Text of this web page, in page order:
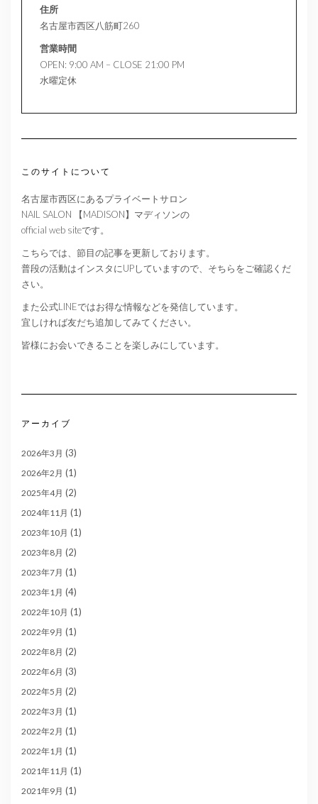
住所
名古屋市西区八筋町260
営業時間
OPEN: 9:00 AM – CLOSE 21:00 PM
水曜定休
このサイトについて
名古屋市西区にあるプライベートサロン
NAIL SALON 【MADISON】マディソンの
official web siteです。
こちらでは、節目の記事を更新しております。
普段の活動はインスタにUPしていますので、そちらをご確認くだ
さい。
また公式LINEではお得な情報などを発信しています。
宜しければ友だち追加してみてください。
皆様にお会いできることを楽しみにしています。
アーカイブ
2026年3月 (3)
2026年2月 (1)
2025年4月 (2)
2024年11月 (1)
2023年10月 (1)
2023年8月 (2)
2023年7月 (1)
2023年1月 (4)
2022年10月 (1)
2022年9月 (1)
2022年8月 (2)
2022年6月 (3)
2022年5月 (2)
2022年3月 (1)
2022年2月 (1)
2022年1月 (1)
2021年11月 (1)
2021年9月 (1)